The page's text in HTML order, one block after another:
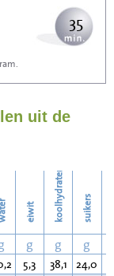
35
115
132
uit de
eiwit koolhydraten suikers
g g g
5,3 38,1 24,0